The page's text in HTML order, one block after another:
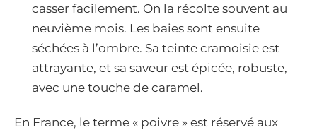
casser facilement. On la récolte souvent au
neuvième mois. Les baies sont ensuite
séchées à l’ombre. Sa teinte cramoisie est
attrayante, et sa saveur est épicée, robuste,
avec une touche de caramel.
En France, le terme « poivre » est réservé aux